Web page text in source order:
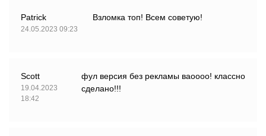
Patrick
24.05.2023 09:23
Взломка топ! Всем советую!
Scott
19.04.2023
18:42
фул версия без рекламы ваоооо! классно
сделано!!!